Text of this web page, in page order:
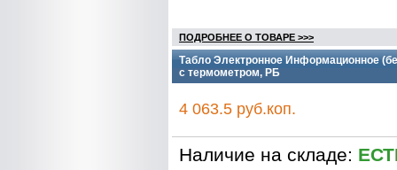
ПОДРОБНЕЕ О ТОВАРЕ >>>
Табло Электронное Информационное
с термометром, РБ
4 063.5 руб.коп.
Наличие на складе: